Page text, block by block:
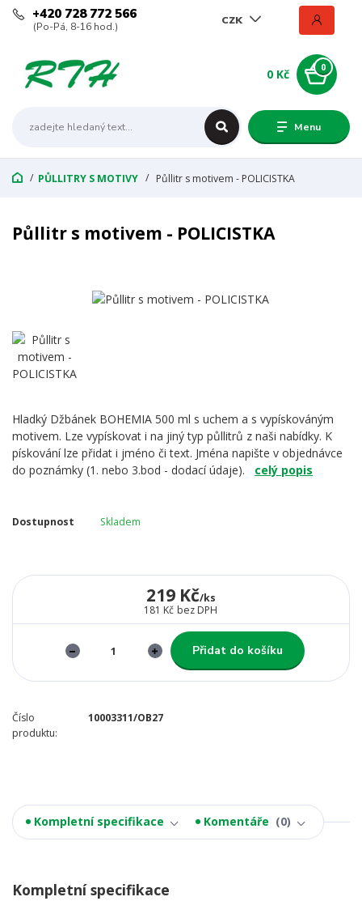
Menu
CZK
+420 728 772 566
(Po-Pá, 8-16 hod.)
0
0 Kč
PŮLLITRY S MOTIVY Půllitr s motivem - POLICISTKA
Půllitr s motivem - POLICISTKA
Hladký Džbánek BOHEMIA 500 ml s uchem a s vypískováným
motivem. Lze vypískovat i na jiný typ půllitrů z naši nabídky. K
pískování lze přidat i jméno či text. Jména napište v objednávce
do poznámky (1. nebo 3.bod - dodací údaje). celý popis
Dostupnost Skladem
219 Kč/ks
181 Kč bez DPH
Přidat do košíku
Číslo
produktu:
10003311/OB27
Kompletní specifikace Komentáře 0
Kompletní specifikace